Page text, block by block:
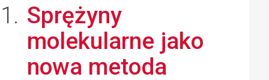
Sprężyny
molekularne jako
nowa metoda